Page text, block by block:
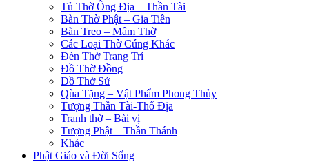
Tủ Thờ Ông Địa – Thần Tài
Bàn Thờ Phật – Gia Tiên
Bàn Treo – Mâm Thờ
Các Loại Thờ Cúng Khác
Đèn Thờ Trang Trí
Đồ Thờ Đồng
Đồ Thờ Sứ
Qùa Tặng – Vật Phẩm Phong Thủy
Tượng Thần Tài-Thổ Địa
Tranh thờ – Bài vị
Tượng Phật – Thần Thánh
Khác
Phật Giáo và Đời Sống